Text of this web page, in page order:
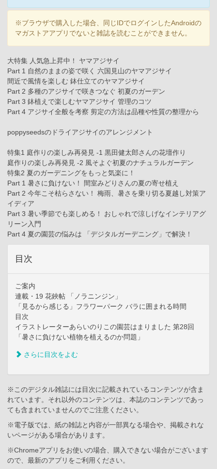
※ブラウザで購入した場合、同じIDでログインしたAndroidの
マガストアアプリでないと雑誌を読むことができません。
大特集 人気急上昇中！ ヤマアジサイ
Part 1 自然のままの姿で咲く 六国見山のヤマアジサイ
間近で風情を楽しむ 鉢仕立てのヤマアジサイ
Part 2 多種のアジサイで咲きつなぐ 初夏のガーデン
Part 3 鉢植えで楽しむヤマアジサイ 管理のコツ
Part 4 アジサイ全般を考察 剪定の方法は品種や性質の整理から
poppyseedsのドライアジサイのアレンジメント
特集1 庭作りの楽しみ再発見 -1 黒田健太郎さんの花壇作り
庭作りの楽しみ再発見 -2 風そよぐ初夏のナチュラルガーデン
特集2 夏のガーデニングをもっと気楽に！
Part 1 暑さに負けない！ 間室みどりさんの夏の寄せ植え
Part 2 今年こそ枯らさない！ 梅雨、暑さを乗り切る夏越し対策ア
イディア
Part 3 暑い季節でも楽しめる！ おしゃれで涼しげなインテリアグ
リーン入門
Part 4 夏の園芸の悩みは 「デジタルガーデニング」で解決！
目次
ご案内
連載・19 花鋏帖 「ノラニンジン」
「見るから感じる」フラワーパーク バラに囲まれる時間
目次
イラストレーターあらいのりこの園芸はまりました 第28回
「暑さに負けない植物を植えるのか問題」
さらに目次をよむ
※このデジタル雑誌には目次に記載されているコンテンツが含ま
れています。それ以外のコンテンツは、本誌のコンテンツであっ
ても含まれていませんのでご注意ください。
※電子版では、紙の雑誌と内容が一部異なる場合や、掲載されな
いページがある場合があります。
※Chromeアプリをお使いの場合、購入できない場合がございます
ので、最新のアプリをご利用ください。